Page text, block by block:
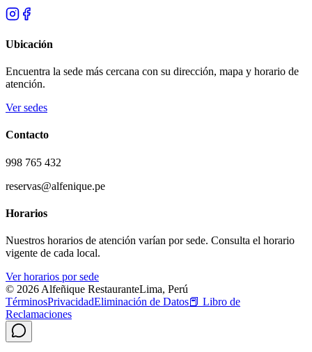
Ubicación
Encuentra la sede más cercana con su dirección, mapa y horario de
atención.
Ver sedes
Contacto
998 765 432
reservas@alfenique.pe
Horarios
Nuestros horarios de atención varían por sede. Consulta el horario
vigente de cada local.
Ver horarios por sede
© 2026 Alfeñique RestauranteLima, Perú
TérminosPrivacidadEliminación de Datos📕 Libro de
Reclamaciones